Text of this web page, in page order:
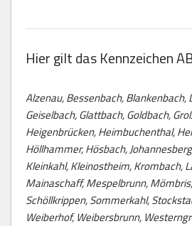
Hier gilt das Kennzeichen
Alzenau, Bessenbach,
Geiselbach, Glattbach, Goldbach,
Heigenbrücken, Heimbuchenthal,
Höllhammer, Hösbach,
Kleinkahl, Kleinostheim, Krombach,
Mainaschaff, Mespelbrunn,
Schöllkrippen, Sommerkahl,
Weiberhof, Weibersbrunn,